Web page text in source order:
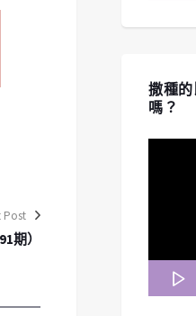
Post
期）
撒種的
嗎？